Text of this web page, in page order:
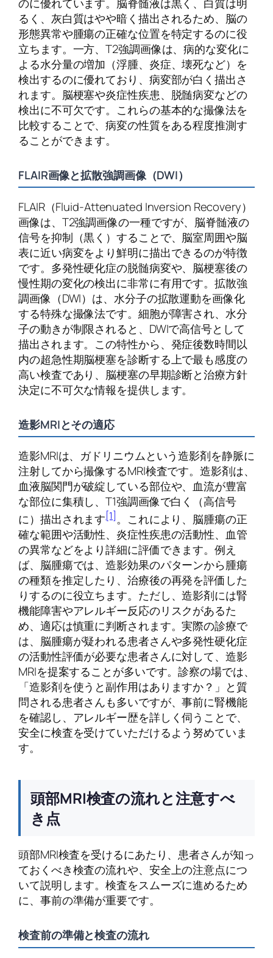
るく、灰白質はやや暗く描出されるため、脳の
形態異常や腫瘍の正確な位置を特定するのに役
立ちます。一方、T2強調画像は、病的な変化に
よる水分量の増加（浮腫、炎症、壊死など）を
検出するのに優れており、病変部が白く描出さ
れます。脳梗塞や炎症性疾患、脱髄病変などの
検出に不可欠です。これらの基本的な撮像法を
比較することで、病変の性質をある程度推測す
ることができます。
FLAIR画像と拡散強調画像（DWI）
FLAIR（Fluid-Attenuated Inversion Recovery）
画像は、T2強調画像の一種ですが、脳脊髄液の
信号を抑制（黒く）することで、脳室周囲や脳
表に近い病変をより鮮明に描出できるのが特徴
です。多発性硬化症の脱髄病変や、脳梗塞後の
慢性期の変化の検出に非常に有用です。拡散強
調画像（DWI）は、水分子の拡散運動を画像化
する特殊な撮像法です。細胞が障害され、水分
子の動きが制限されると、DWIで高信号として
描出されます。この特性から、発症後数時間以
内の超急性期脳梗塞を診断する上で最も感度の
高い検査であり、脳梗塞の早期診断と治療方針
決定に不可欠な情報を提供します。
造影MRIとその適応
造影MRIは、ガドリニウムという造影剤を静脈に
注射してから撮像するMRI検査です。造影剤は、
血液脳関門が破綻している部位や、血流が豊富
な部位に集積し、T1強調画像で白く（高信号
に）描出されます[1]。これにより、脳腫瘍の正
確な範囲や活動性、炎症性疾患の活動性、血管
の異常などをより詳細に評価できます。例え
ば、脳腫瘍では、造影効果のパターンから腫瘍
の種類を推定したり、治療後の再発を評価した
りするのに役立ちます。ただし、造影剤には腎
機能障害やアレルギー反応のリスクがあるた
め、適応は慎重に判断されます。実際の診療で
は、脳腫瘍が疑われる患者さんや多発性硬化症
の活動性評価が必要な患者さんに対して、造影
MRIを提案することが多いです。診察の場では、
「造影剤を使うと副作用はありますか？」と質
問される患者さんも多いですが、事前に腎機能
を確認し、アレルギー歴を詳しく伺うことで、
安全に検査を受けていただけるよう努めていま
す。
頭部MRI検査の流れと注意すべ
き点
頭部MRI検査を受けるにあたり、患者さんが知っ
ておくべき検査の流れや、安全上の注意点につ
いて説明します。検査をスムーズに進めるため
に、事前の準備が重要です。
検査前の準備と検査の流れ